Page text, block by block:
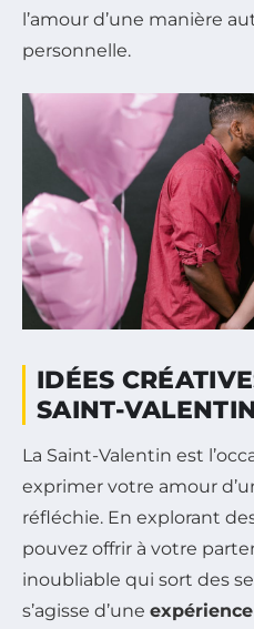
l’amour d’une manière
personnelle.
IDÉES
SAINT-
La Saint-Valentin est
exprimer votre amour
réfléchie. En explorant
pouvez offrir à votre
inoubliable qui sort des
s’agisse d’une